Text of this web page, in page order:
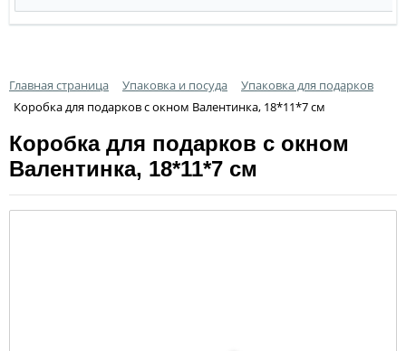
Главная страница Упаковка и посуда
Упаковка для подарков
Коробка для подарков с окном Валентинка, 18*11*7 см
Коробка для подарков с окном
Валентинка, 18*11*7 см